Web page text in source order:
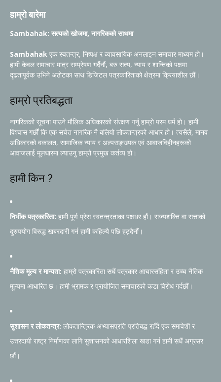
हाम्रो बारेमा
Sambahak: सत्यको खोजमा, नागरिकको साथमा
Sambahak एक स्वतन्त्र, निष्पक्ष र व्यावसायिक अनलाइन समाचार माध्यम हो।
हामी केवल समाचार मात्र सम्प्रेषण गर्दैनौं, बरु सत्य, न्याय र शान्तिको पक्षमा
दृढतापूर्वक उभिने अठोटका साथ डिजिटल पत्रकारिताको क्षेत्रमा क्रियाशील छौं।
हाम्रो प्रतिबद्धता
नागरिकको सूचना पाउने मौलिक अधिकारको संरक्षण गर्नु हाम्रो परम धर्म हो। हामी
विश्वास गर्छौं कि एक सचेत नागरिक नै बलियो लोकतन्त्रको आधार हो। त्यसैले, मानव
अधिकारको वकालत, सामाजिक न्याय र अल्पसङ्ख्यक एवं आवाजविहीनहरूको
आवाजलाई मूलधारमा ल्याउनु हाम्रो प्रमुख कर्तव्य हो।
हामी किन ?
निर्भीक पत्रकारिता: हामी पूर्ण प्रेस स्वतन्त्रताका पक्षधर हौं। राज्यशक्ति वा सत्ताको
दुरुपयोग विरुद्ध खबरदारी गर्न हामी कहिल्यै पछि हट्दैनौं।
नैतिक मूल्य र मान्यता: हाम्रो पत्रकारिता सधैं पत्रकार आचारसंहिता र उच्च नैतिक
मूल्यमा आधारित छ। हामी भ्रामक र प्रायोजित समाचारको कडा विरोध गर्दछौं।
सुशासन र लोकतन्त्र: लोकतान्त्रिक अभ्यासप्रति प्रतिबद्ध रहँदै एक समावेशी र
उत्तरदायी राष्ट्र निर्माणका लागि सुशासनको आधारशिला खडा गर्न हामी सधैं अग्रसर
छौं।